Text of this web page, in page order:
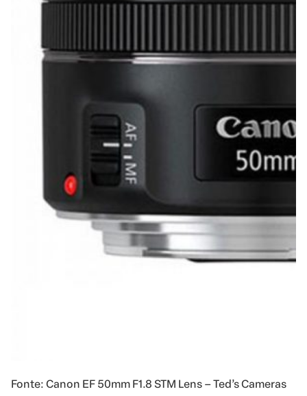
Fonte: Canon EF 50mm F1.8 STM Lens – Ted’s Cameras